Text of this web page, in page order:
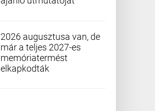
2026 augusztusa van, de
már a teljes 2027-es
memóriatermést
elkapkodták